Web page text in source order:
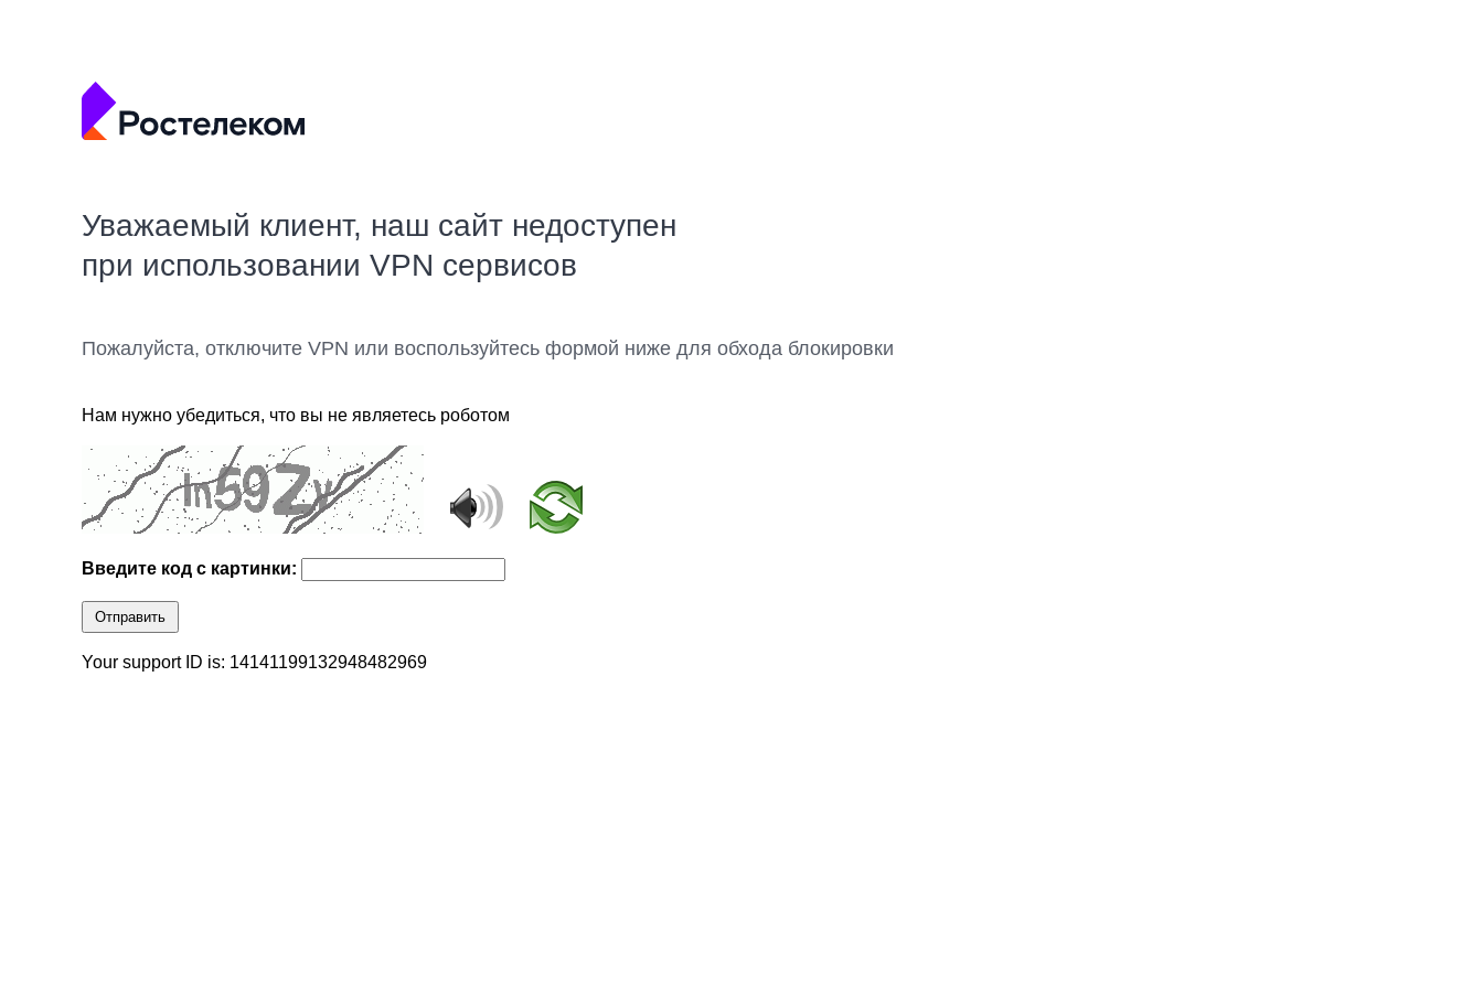
Уважаемый клиент, наш сайт недоступен
при использовании VPN сервисов
Пожалуйста, отключите VPN или воспользуйтесь формой ниже для обхода блокировки
Нам нужно убедиться, что вы не являетесь роботом
Введите код с картинки:
Отправить
Your support ID is: 14141199132948482969